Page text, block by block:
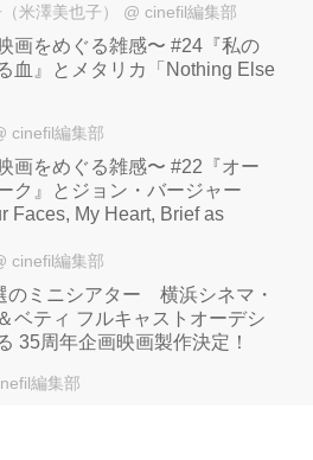
米澤美也子） @ cinefil編集部
画をめぐる雑感〜 #24『私の
血』とメタリカ「Nothing Else
cinefil編集部
画をめぐる雑感〜 #22『オー
ク』とジョン・バージャー
Faces, My Heart, Brief as
cinefil編集部
のミニシアター 横浜シネマ・
ベティ フルキャストオーデシ
35周年企画映画製作決定！
編集部